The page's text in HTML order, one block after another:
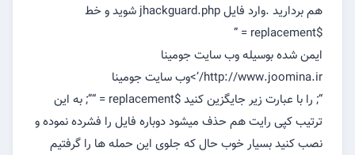
هم بردارید .وارد فایل jhackguard.php شوید و خط
$replacement = ”
ایمن شده بوسیله وب سایت جومینا
http://www.joomina.ir/’>وب سایت جومینا
“; را با عبارت زیر جایگزین کنید $replacement = “”; به این
ترتیب کپی رایت هم حذف میشود دوباره فایل را فشرده نموده و
نصب کنید بسیار خوب حال که جلوی این حمله ها را گرفتیم